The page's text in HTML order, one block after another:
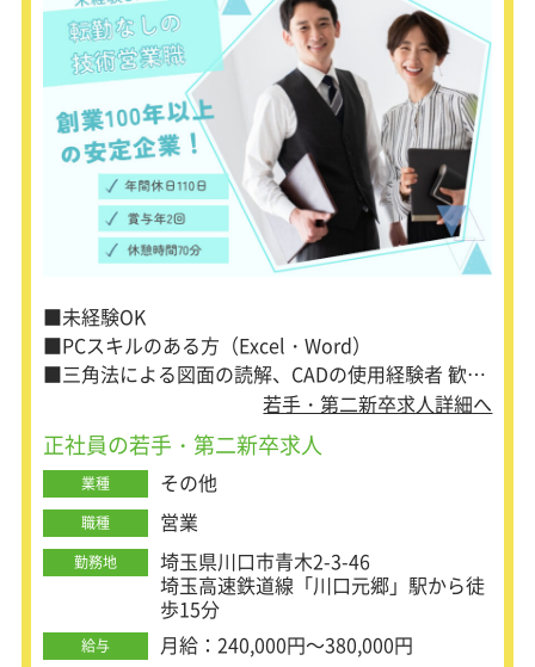
■営業担当サポート
・入力業務
得意先コード、担当者、邸名、倉庫、
受注者、出荷日、着日、お届け時間、
運送会社などの情報を確認し入力しま
す。また、お客様が必要とする商品
（カナイ商品コード、数量）を入力し
ます。
必要に応じて、養生、値引き、運賃、
地図の作成などを行います。
ークを大切にしています。
20代から40代の先輩社員が多く在籍し
ているため、わからないことがあれば
気軽に質問できる環境です。
■未経験OK
■PCスキルのある方（Excel・Word）
■三角法による図面の読解、CADの使用経験者 歓
若手・第二新卒求人詳細へ
正社員の若手・第二新卒求人
業種 その他
職種 営業
勤務地
埼玉県川口市青木2-3-46
埼玉高速鉄道線「川口元郷」駅から徒
歩15分
給与 月給：240,000円～380,000円